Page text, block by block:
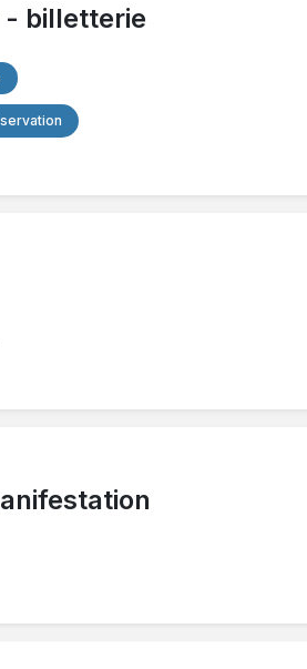
- billetterie